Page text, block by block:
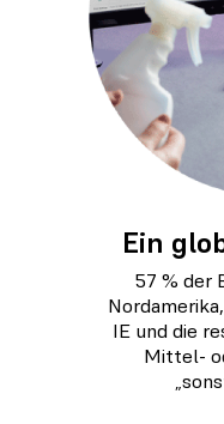
Ein
57 % der
IE und die
Mittel-